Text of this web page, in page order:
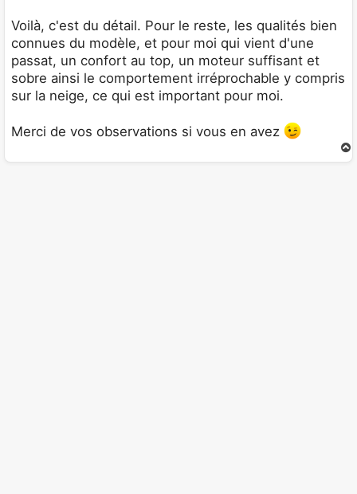
Voilà, c'est du détail. Pour le reste, les qualités bien
connues du modèle, et pour moi qui vient d'une
passat, un confort au top, un moteur suffisant et
sobre ainsi le comportement irréprochable y compris
sur la neige, ce qui est important pour moi.
Merci de vos observations si vous en avez